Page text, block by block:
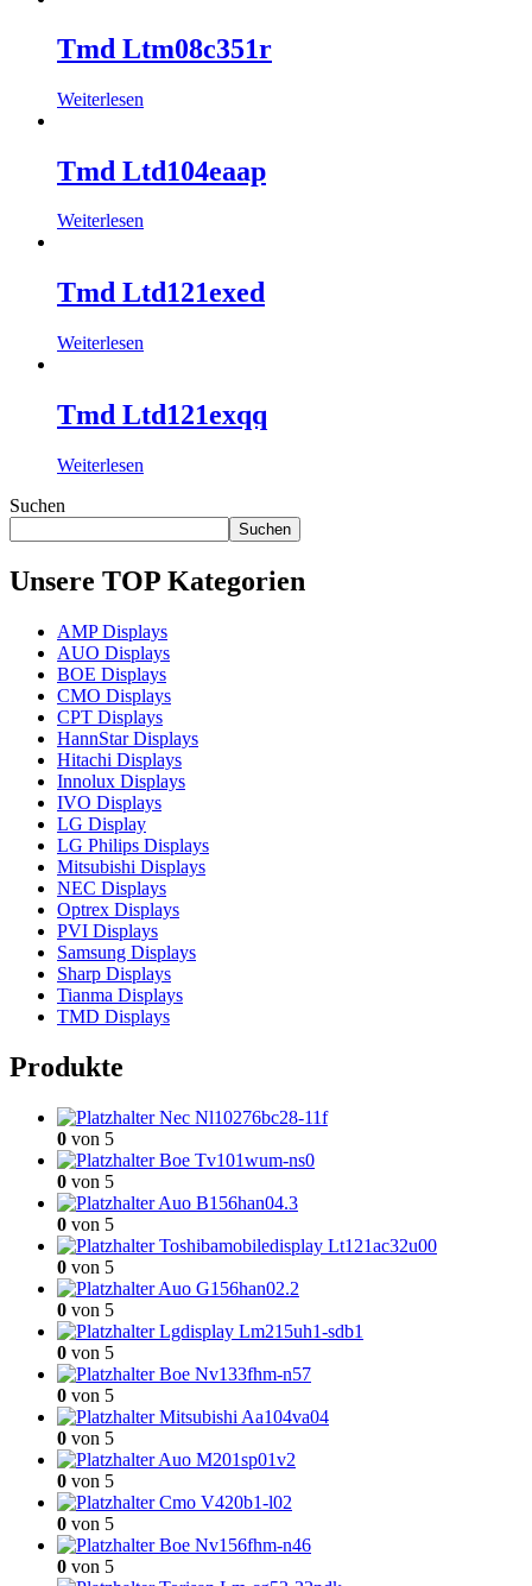
Tmd Ltm08c351r
Weiterlesen
Tmd Ltd104eaap
Weiterlesen
Tmd Ltd121exed
Weiterlesen
Tmd Ltd121exqq
Weiterlesen
Suchen
Suchen
Unsere TOP Kategorien
AMP Displays
AUO Displays
BOE Displays
CMO Displays
CPT Displays
HannStar Displays
Hitachi Displays
Innolux Displays
IVO Displays
LG Display
LG Philips Displays
Mitsubishi Displays
NEC Displays
Optrex Displays
PVI Displays
Samsung Displays
Sharp Displays
Tianma Displays
TMD Displays
Produkte
Nec Nl10276bc28-11f
0 von 5
Boe Tv101wum-ns0
0 von 5
Auo B156han04.3
0 von 5
Toshibamobiledisplay Lt121ac32u00
0 von 5
Auo G156han02.2
0 von 5
Lgdisplay Lm215uh1-sdb1
0 von 5
Boe Nv133fhm-n57
0 von 5
Mitsubishi Aa104va04
0 von 5
Auo M201sp01v2
0 von 5
Cmo V420b1-l02
0 von 5
Boe Nv156fhm-n46
0 von 5